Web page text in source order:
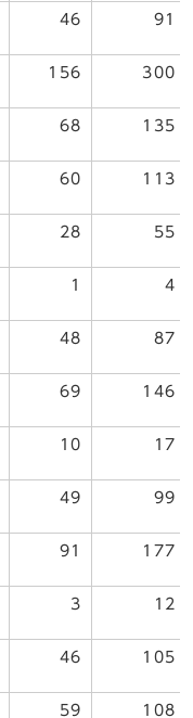
46 91
156 300
68 135
60 113
28 55
1 4
48 87
69 146
10 17
49 99
91 177
3 12
46 105
59 108